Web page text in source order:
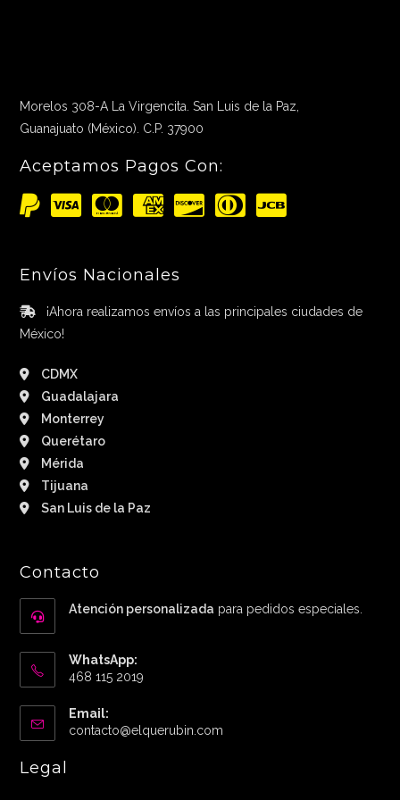
Morelos 308-A La Virgencita. San Luis de la Paz,
Guanajuato (México). C.P. 37900
Aceptamos Pagos Con:
Envíos Nacionales
¡Ahora realizamos envíos a las principales ciudades de
México!
CDMX
Guadalajara
Monterrey
Querétaro
Mérida
Tijuana
San Luis de la Paz
Contacto
Atención personalizada para pedidos especiales.
WhatsApp:
468 115 2019
Email:
contacto@elquerubin.com
Legal